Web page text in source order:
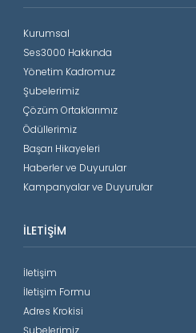
Kurumsal
Ses3000 Hakkında
Yönetim Kadromuz
Şubelerimiz
Çözüm Ortaklarımız
Ödüllerimiz
Başarı Hikayeleri
Haberler ve Duyurular
Kampanyalar ve Duyurular
İLETIŞIM
İletişim
İletişim Formu
Adres Krokisi
Şubelerimiz